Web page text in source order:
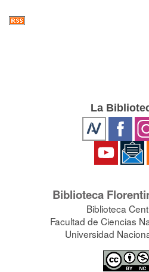
La
Biblioteca
Biblioteca
Facultad de Ciencias
Universidad